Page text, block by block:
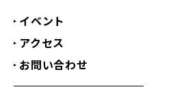
イベント
アクセス
お問い合わせ